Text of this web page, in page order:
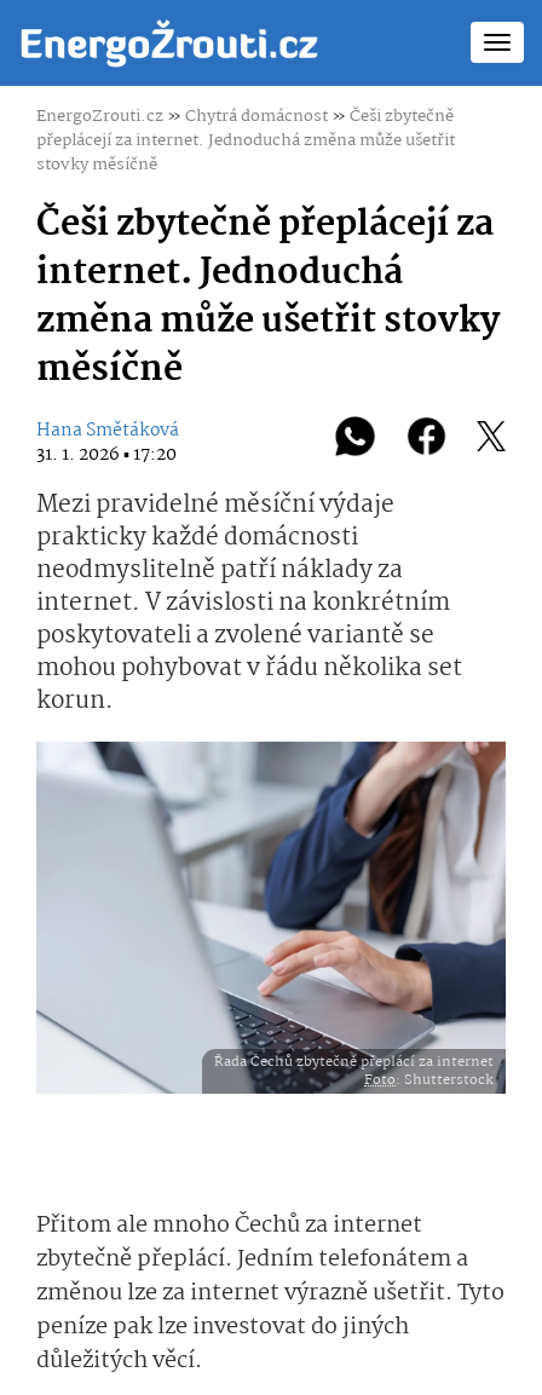
EnergoZrouti.cz»Chytrá domácnost»Češi zbytečně
přeplácejí za internet. Jednoduchá změna může ušetřit
stovky měsíčně
Češi zbytečně přeplácejí za
internet. Jednoduchá
změna může ušetřit stovky
měsíčně
Hana Smětáková
31. 1. 2026 ▪ 17:20
Mezi pravidelné měsíční výdaje
prakticky každé domácnosti
neodmyslitelně patří náklady za
internet. V závislosti na konkrétním
poskytovateli a zvolené variantě se
mohou pohybovat v řádu několika set
korun.
Řada Čechů zbytečně přeplácí za internet
Foto: Shutterstock
Přitom ale mnoho Čechů za internet
zbytečně přeplácí. Jedním telefonátem a
změnou lze za internet výrazně ušetřit. Tyto
peníze pak lze investovat do jiných
důležitých věcí.